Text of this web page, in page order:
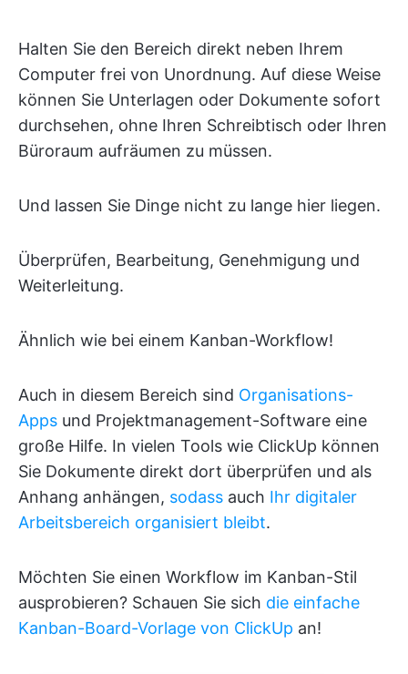
Halten Sie den Bereich direkt neben Ihrem
Computer frei von Unordnung. Auf diese Weise
können Sie Unterlagen oder Dokumente sofort
durchsehen, ohne Ihren Schreibtisch oder Ihren
Büroraum aufräumen zu müssen.
Und lassen Sie Dinge nicht zu lange hier liegen.
Überprüfen, Bearbeitung, Genehmigung und
Weiterleitung.
Ähnlich wie bei einem Kanban-Workflow!
Auch in diesem Bereich sind Organisations-
Apps und Projektmanagement-Software eine
große Hilfe. In vielen Tools wie ClickUp können
Sie Dokumente direkt dort überprüfen und als
Anhang anhängen, sodass auch Ihr digitaler
Arbeitsbereich organisiert bleibt.
Möchten Sie einen Workflow im Kanban-Stil
ausprobieren? Schauen Sie sich die einfache
Kanban-Board-Vorlage von ClickUp an!